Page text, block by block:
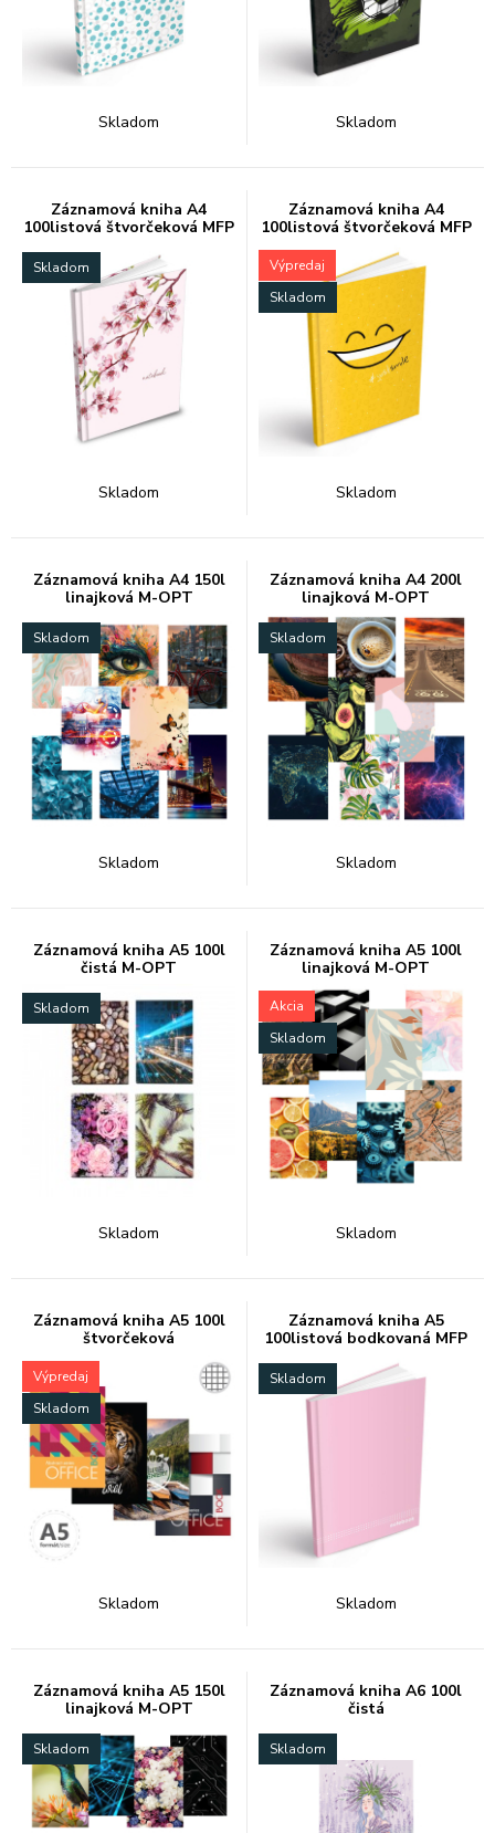
Skladom Skladom
Záznamová kniha A4
100listová štvorčeková MFP
Skladom
Skladom
Záznamová kniha A4
100listová štvorčeková MFP
Výpredaj
Skladom
Skladom
Záznamová kniha A4 150l
linajková M-OPT
Skladom
Skladom
Záznamová kniha A4 200l
linajková M-OPT
Skladom
Skladom
Záznamová kniha A5 100l
čistá M-OPT
Skladom
Skladom
Záznamová kniha A5 100l
linajková M-OPT
Akcia
Skladom
Skladom
Záznamová kniha A5 100l
štvorčeková
Výpredaj
Skladom
Skladom
Záznamová kniha A5
100listová bodkovaná MFP
Skladom
Skladom
Záznamová kniha A5 150l
linajková M-OPT
Skladom
Záznamová kniha A6 100l
čistá
Skladom